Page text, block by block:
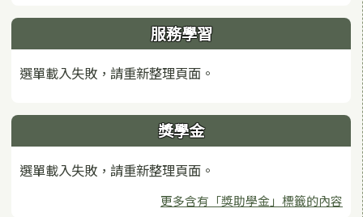
服務學習
選單載入失敗，請重新整理頁面。
獎學金
選單載入失敗，請重新整理頁面。
更多含有「獎助學金」標籤的內容